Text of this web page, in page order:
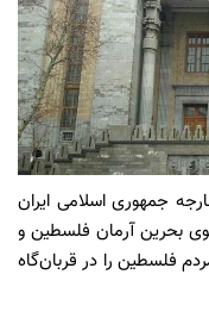
جمهوری اسلامی ایران
بحرین آرمان فلسطین و
فلسطین را در قربان‌گاه